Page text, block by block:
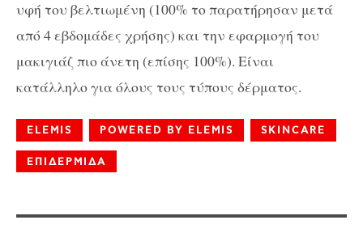
υφή του βελτιωμένη (100% το παρατήρησαν μετά
από 4 εβδομάδες χρήσης) και την εφαρμογή του
μακιγιάζ πιο άνετη (επίσης 100%). Είναι
κατάλληλο για όλους τους τύπους δέρματος.
ELEMIS POWERED BY ELEMIS SKINCARE
ΕΠΙΔΕΡΜΙΔΑ